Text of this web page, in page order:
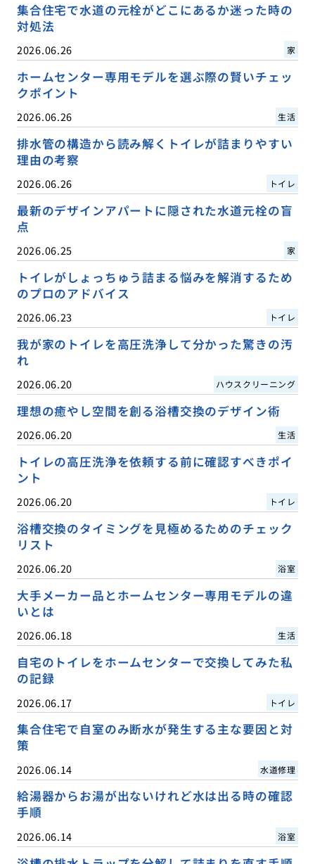
集合住宅で水道の元栓がどこにあるか迷った時の
対処法
2026.06.26 家
ホームセンター専用モデルを選ぶ際の賢いチェッ
クポイント
2026.06.26 生活
排水管の構造から読み解くトイレが詰まりやすい
理由の考察
2026.06.26 トイレ
最新のデザインアパートに隠された水道元栓の盲
点
2026.06.25 家
トイレがしょっちゅう詰まる悩みを解消するため
のプロのアドバイス
2026.06.23 トイレ
我が家のトイレを高圧洗浄して分かった驚きの汚
れ
2026.06.20 ハウスクリーニング
理想の癒やし空間を創る浴槽交換のデザイン術
2026.06.20 生活
トイレの高圧洗浄を依頼する前に確認すべきポイ
ント
2026.06.20 トイレ
浴槽交換のタイミングを見極めるためのチェック
リスト
2026.06.20 浴室
大手メーカー品とホームセンター専用モデルの違
いとは
2026.06.18 生活
自宅のトイレをホームセンターで交換してみた私
の記録
2026.06.17 トイレ
集合住宅で自室のみ断水が発生する主な要因と対
策
2026.06.14 水道修理
給湯器からお湯が出ないけれど水は出る時の確認
手順
2026.06.14 浴室